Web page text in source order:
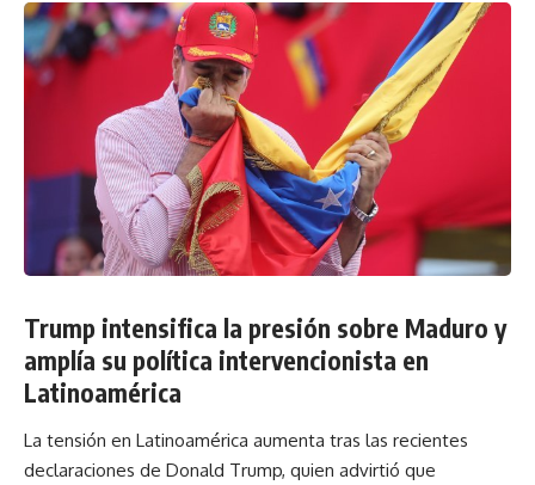
Trump intensifica la presión sobre Maduro y
amplía su política intervencionista en
Latinoamérica
La tensión en Latinoamérica aumenta tras las recientes
declaraciones de Donald Trump, quien advirtió que